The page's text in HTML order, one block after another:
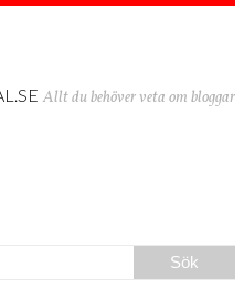
Allt du behöver veta om bloggar